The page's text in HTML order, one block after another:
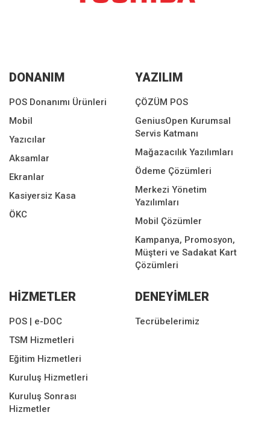
DONANIM
POS Donanımı Ürünleri
Mobil
Yazıcılar
Aksamlar
Ekranlar
Kasiyersiz Kasa
ÖKC
YAZILIM
ÇÖZÜM POS
GeniusOpen Kurumsal
Servis Katmanı
Mağazacılık Yazılımları
Ödeme Çözümleri
Merkezi Yönetim
Yazılımları
Mobil Çözümler
Kampanya, Promosyon,
Müşteri ve Sadakat Kart
Çözümleri
HİZMETLER
POS | e-DOC
TSM Hizmetleri
Eğitim Hizmetleri
Kuruluş Hizmetleri
Kuruluş Sonrası
Hizmetler
DENEYİMLER
Tecrübelerimiz